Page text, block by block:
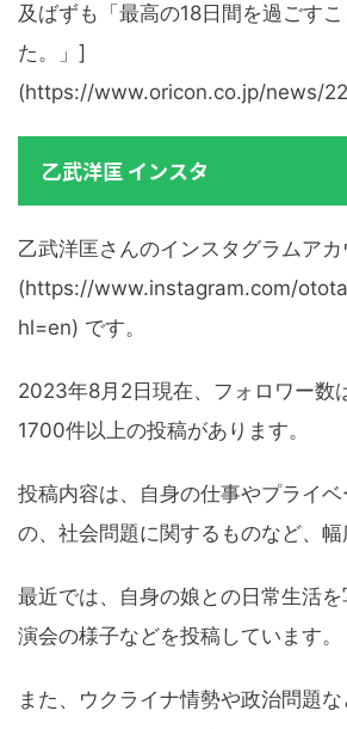
及ばずも「最高の18日間を過ごす
た。」]
(https://www.oricon.co.jp/news/
乙武洋匡 インスタ
乙武洋匡さんのインスタグラムア
(https://www.instagram.com/
hl=en) です。
2023年8月2日現在、フォロワー数
1700件以上の投稿があります。
投稿内容は、自身の仕事やプライ
の、社会問題に関するものなど、幅
最近では、自身の娘との日常生活
演会の様子などを投稿しています。
また、ウクライナ情勢や政治問題